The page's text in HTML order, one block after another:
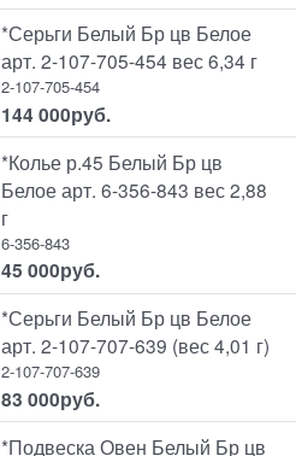
*Серьги Белый Бр цв Белое
арт. 2-107-705-454 вес 6,34 г
2-107-705-454
144 000руб.
*Колье р.45 Белый Бр цв
Белое арт. 6-356-843 вес 2,88
г
6-356-843
45 000руб.
*Серьги Белый Бр цв Белое
арт. 2-107-707-639 (вес 4,01 г)
2-107-707-639
83 000руб.
*Подвеска Овен Белый Бр цв